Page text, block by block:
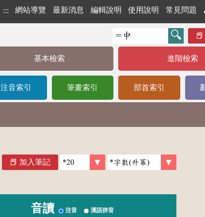
::: 網站導覽 最新消息 編輯說明 使用說明 常見問題
基本檢索 進階檢索
注音索引 筆畫索引 部首索引
加入筆記
音讀 注音 漢語拼音